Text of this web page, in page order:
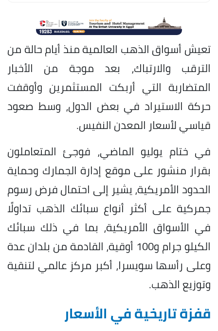
تعيش أسواق الذهب العالمية منذ أيام حالة من
الترقب والارتباك، بعد موجة من الأخبار
المتضاربة التي أربكت المستثمرين وأوقفت
حركة الاستيراد في بعض الدول، وسط صعود
قياسي لأسعار المعدن النفيس.
في ختام يوليو الماضي، فوجئ المتعاملون
بقرار منشور على موقع إدارة الجمارك وحماية
الحدود الأمريكية، يشير إلى احتمال فرض رسوم
جمركية على أكثر أنواع سبائك الذهب تداولًا
في الأسواق الأمريكية، بما في ذلك سبائك
الكيلو جرام و100 أوقية، القادمة من بلدان عدة
وعلى رأسها سويسرا، أكبر مركز عالمي لتنقية
وتوزيع الذهب.
قفزة تاريخية في الأسعار